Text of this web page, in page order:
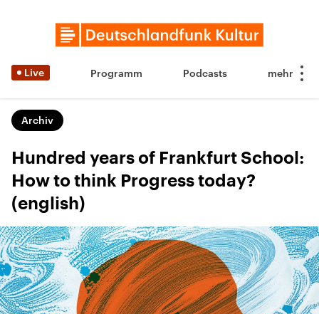
Live Programm Podcasts
Archiv
Hundred years of Frankfurt School:
How to think Progress today?
(english)